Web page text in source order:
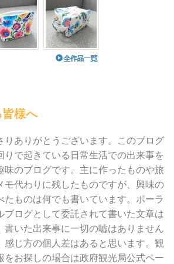
様へ
りありがとうございます。このブログ
りで起きている日常生活での出来事を
味のブログです。主に作ったものや旅
モ代わりに残したものですが、興味の
たものは何でも書いています。ポーラ
ブログとして委託されて書いた文章は
書いた出来事に一切の嘘はありません
感じ方の個人差はあると思います。観
をお探しの場合は政府観光局公式ペー